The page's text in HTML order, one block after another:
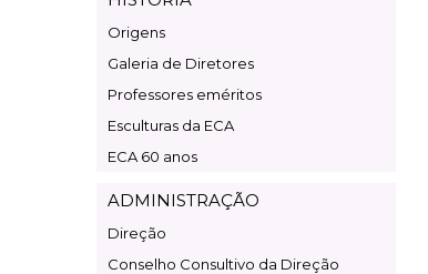
Origens
Galeria de Diretores
Professores eméritos
Esculturas da ECA
ECA 60 anos
ADMINISTRAÇÃO
Direção
Conselho Consultivo da Direção